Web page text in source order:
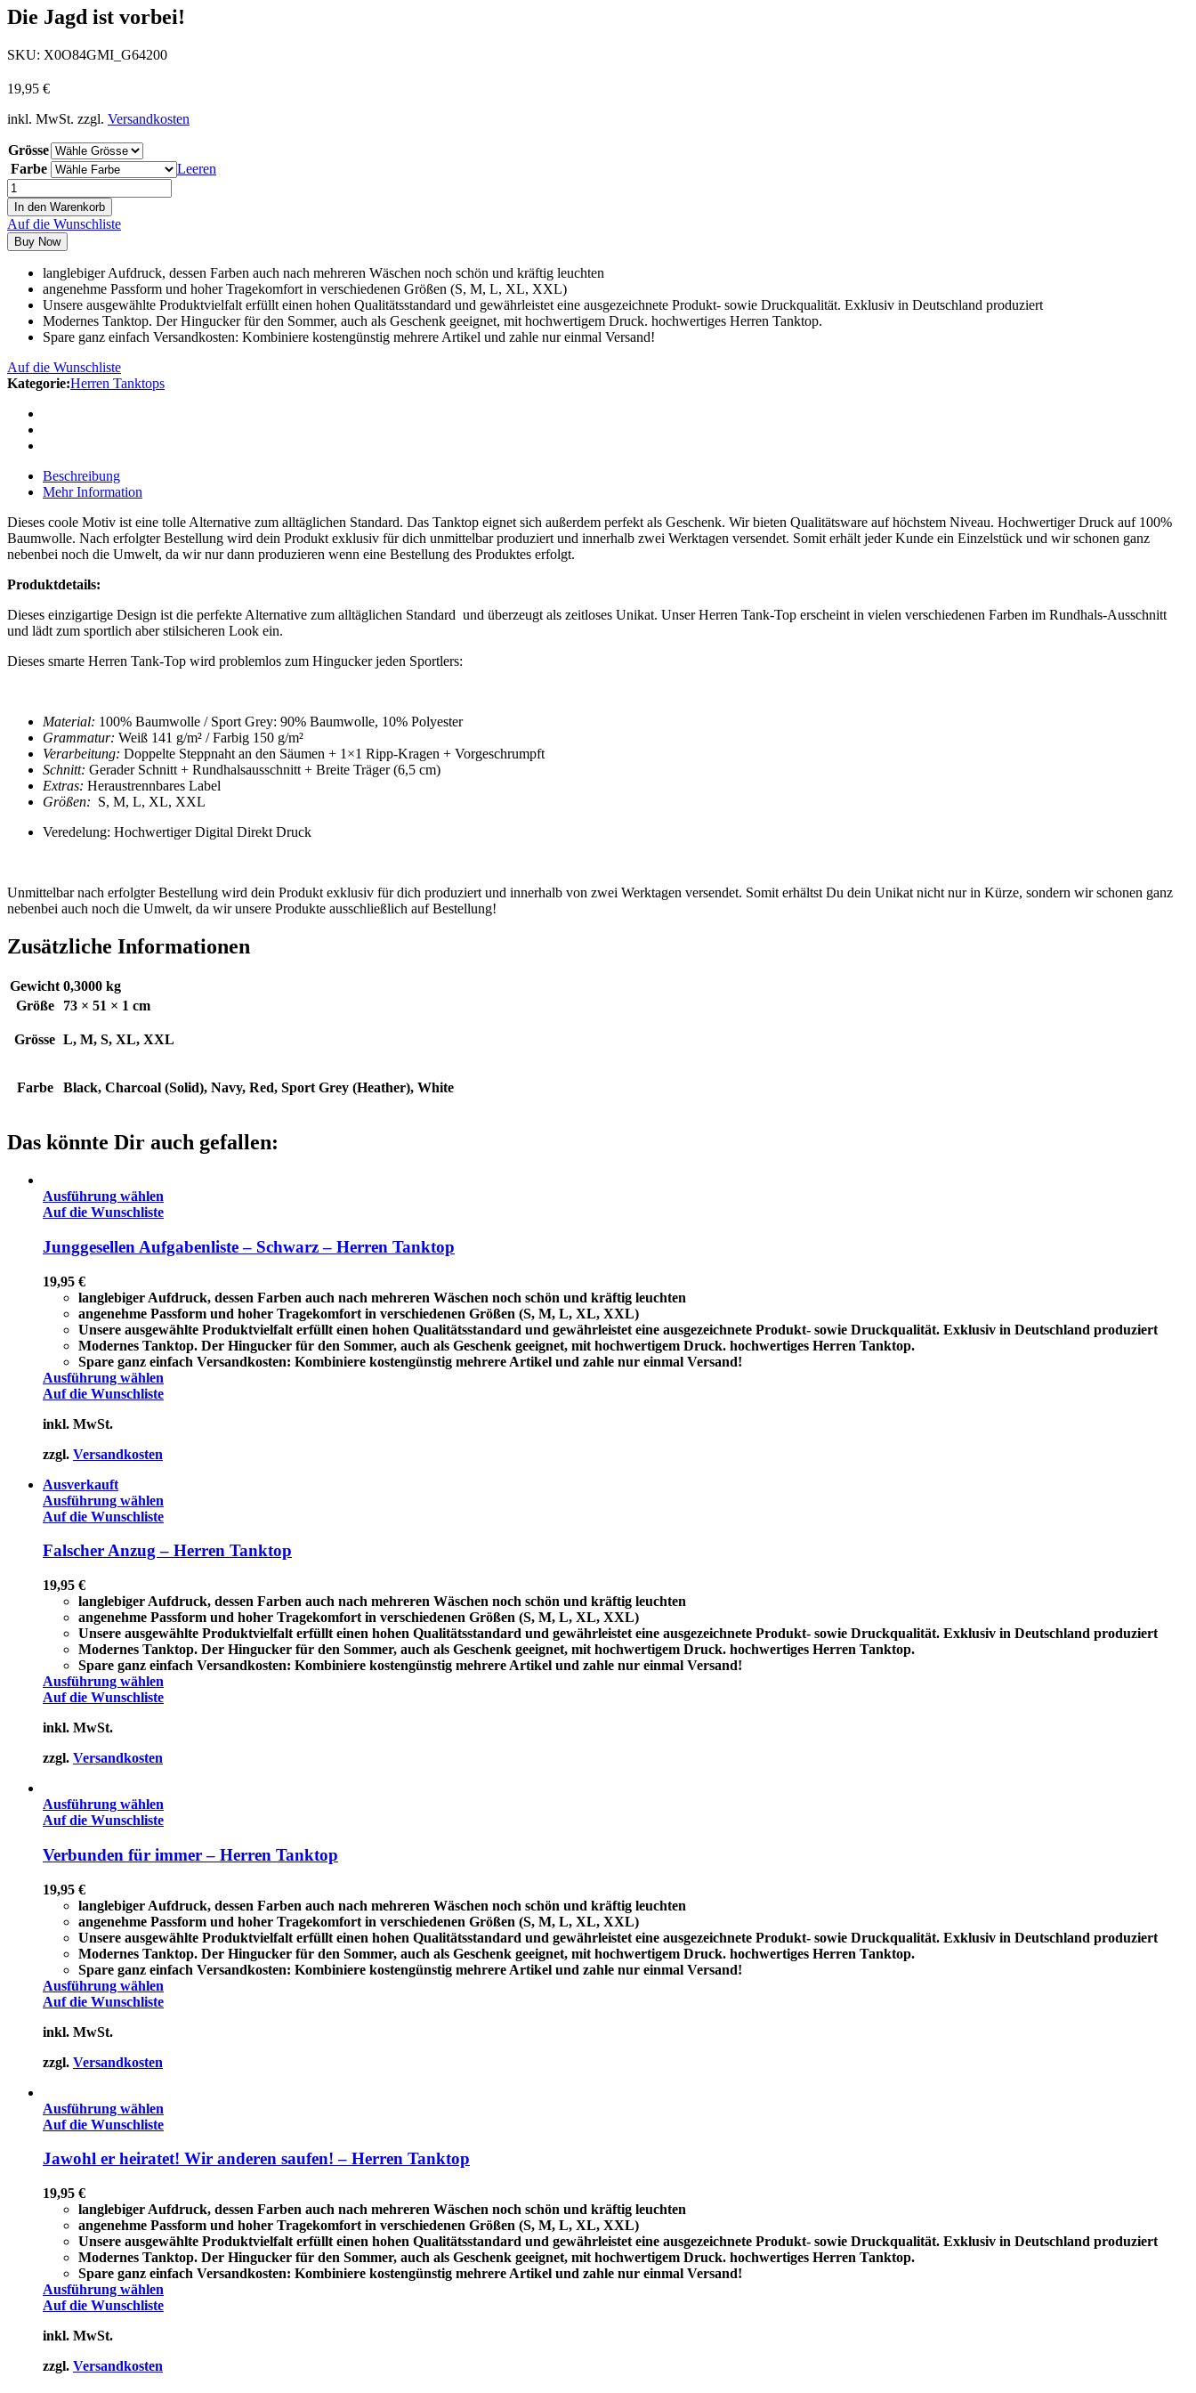
Die Jagd ist vorbei!
SKU: X0O84GMI_G64200
19,95 €
inkl. MwSt. zzgl. Versandkosten
Grösse
Farbe
Leeren
In den Warenkorb
Auf die Wunschliste
Buy Now
langlebiger Aufdruck, dessen Farben auch nach mehreren Wäschen noch schön und kräftig leuchten
angenehme Passform und hoher Tragekomfort in verschiedenen Größen (S, M, L, XL, XXL)
Unsere ausgewählte Produktvielfalt erfüllt einen hohen Qualitätsstandard und gewährleistet eine ausgezeichnete Produkt- sowie Druckqualität. Exklusiv in Deutschland produziert
Modernes Tanktop. Der Hingucker für den Sommer, auch als Geschenk geeignet, mit hochwertigem Druck. hochwertiges Herren Tanktop.
Spare ganz einfach Versandkosten: Kombiniere kostengünstig mehrere Artikel und zahle nur einmal Versand!
Auf die Wunschliste
Kategorie:Herren Tanktops
Beschreibung
Mehr Information
Dieses coole Motiv ist eine tolle Alternative zum alltäglichen Standard. Das Tanktop eignet sich außerdem perfekt als Geschenk. Wir bieten Qualitätsware auf höchstem Niveau. Hochwertiger Druck auf 100%
Baumwolle. Nach erfolgter Bestellung wird dein Produkt exklusiv für dich unmittelbar produziert und innerhalb zwei Werktagen versendet. Somit erhält jeder Kunde ein Einzelstück und wir schonen ganz
nebenbei noch die Umwelt, da wir nur dann produzieren wenn eine Bestellung des Produktes erfolgt.
Produktdetails:
Dieses einzigartige Design ist die perfekte Alternative zum alltäglichen Standard und überzeugt als zeitloses Unikat. UnserHerren Tank-Top erscheint in vielen verschiedenen Farben im Rundhals-Ausschnitt
und lädt zum sportlich aber stilsicheren Look ein.
Dieses smarte Herren Tank-Top wird problemlos zum Hingucker jeden Sportlers:
Material: 100% Baumwolle / Sport Grey: 90% Baumwolle, 10% Polyester
Grammatur: Weiß 141 g/m² / Farbig 150 g/m²
Verarbeitung: Doppelte Steppnaht an den Säumen + 1×1 Ripp-Kragen + Vorgeschrumpft
Schnitt: Gerader Schnitt + Rundhalsausschnitt + Breite Träger (6,5 cm)
Extras: Heraustrennbares Label
Größen: S, M, L, XL, XXL
Veredelung: Hochwertiger Digital Direkt Druck
Unmittelbar nach erfolgter Bestellung wird dein Produkt exklusiv für dich produziert und innerhalb von zwei Werktagen versendet. Somit erhältst Du dein Unikat nicht nur in Kürze, sondern wir schonen ganz
nebenbei auch noch die Umwelt, da wir unsere Produkte ausschließlich auf Bestellung!
Zusätzliche Informationen
Gewicht 0,3000 kg
Größe
73 × 51 × 1 cm
Grösse L, M, S, XL, XXL
Farbe Black, Charcoal (Solid), Navy, Red, Sport Grey (Heather), White
Das könnte Dir auch gefallen:
Ausführung wählen
Auf die Wunschliste
Junggesellen Aufgabenliste – Schwarz – Herren Tanktop
19,95 €
langlebiger Aufdruck, dessen Farben auch nach mehreren Wäschen noch schön und kräftig leuchten
angenehme Passform und hoher Tragekomfort in verschiedenen Größen (S, M, L, XL, XXL)
Unsere ausgewählte Produktvielfalt erfüllt einen hohen Qualitätsstandard und gewährleistet eine ausgezeichnete Produkt- sowie Druckqualität. Exklusiv in Deutschland produziert
Modernes Tanktop. Der Hingucker für den Sommer, auch als Geschenk geeignet, mit hochwertigem Druck. hochwertiges Herren Tanktop.
Spare ganz einfach Versandkosten: Kombiniere kostengünstig mehrere Artikel und zahle nur einmal Versand!
Ausführung wählen
Auf die Wunschliste
inkl. MwSt.
zzgl. Versandkosten
Ausverkauft
Ausführung wählen
Auf die Wunschliste
Falscher Anzug – Herren Tanktop
19,95 €
langlebiger Aufdruck, dessen Farben auch nach mehreren Wäschen noch schön und kräftig leuchten
angenehme Passform und hoher Tragekomfort in verschiedenen Größen (S, M, L, XL, XXL)
Unsere ausgewählte Produktvielfalt erfüllt einen hohen Qualitätsstandard und gewährleistet eine ausgezeichnete Produkt- sowie Druckqualität. Exklusiv in Deutschland produziert
Modernes Tanktop. Der Hingucker für den Sommer, auch als Geschenk geeignet, mit hochwertigem Druck. hochwertiges Herren Tanktop.
Spare ganz einfach Versandkosten: Kombiniere kostengünstig mehrere Artikel und zahle nur einmal Versand!
Ausführung wählen
Auf die Wunschliste
inkl. MwSt.
zzgl. Versandkosten
Ausführung wählen
Auf die Wunschliste
Verbunden für immer – Herren Tanktop
19,95 €
langlebiger Aufdruck, dessen Farben auch nach mehreren Wäschen noch schön und kräftig leuchten
angenehme Passform und hoher Tragekomfort in verschiedenen Größen (S, M, L, XL, XXL)
Unsere ausgewählte Produktvielfalt erfüllt einen hohen Qualitätsstandard und gewährleistet eine ausgezeichnete Produkt- sowie Druckqualität. Exklusiv in Deutschland produziert
Modernes Tanktop. Der Hingucker für den Sommer, auch als Geschenk geeignet, mit hochwertigem Druck. hochwertiges Herren Tanktop.
Spare ganz einfach Versandkosten: Kombiniere kostengünstig mehrere Artikel und zahle nur einmal Versand!
Ausführung wählen
Auf die Wunschliste
inkl. MwSt.
zzgl. Versandkosten
Ausführung wählen
Auf die Wunschliste
Jawohl er heiratet! Wir anderen saufen! – Herren Tanktop
19,95 €
langlebiger Aufdruck, dessen Farben auch nach mehreren Wäschen noch schön und kräftig leuchten
angenehme Passform und hoher Tragekomfort in verschiedenen Größen (S, M, L, XL, XXL)
Unsere ausgewählte Produktvielfalt erfüllt einen hohen Qualitätsstandard und gewährleistet eine ausgezeichnete Produkt- sowie Druckqualität. Exklusiv in Deutschland produziert
Modernes Tanktop. Der Hingucker für den Sommer, auch als Geschenk geeignet, mit hochwertigem Druck. hochwertiges Herren Tanktop.
Spare ganz einfach Versandkosten: Kombiniere kostengünstig mehrere Artikel und zahle nur einmal Versand!
Ausführung wählen
Auf die Wunschliste
inkl. MwSt.
zzgl. Versandkosten